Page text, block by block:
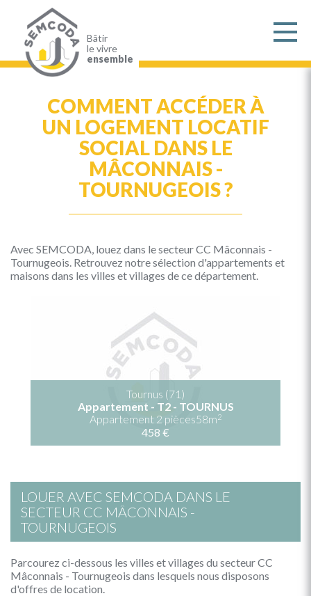
contenu
principal
Bâtir
le vivre
ensemble
COMMENT ACCÉDER À
UN LOGEMENT LOCATIF
SOCIAL DANS LE
MÂCONNAIS -
TOURNUGEOIS ?
Avec SEMCODA, louez dans le secteur CC Mâconnais -
Tournugeois. Retrouvez notre sélection d'appartements et
maisons dans les villes et villages de ce département.
Tournus (71)
Appartement - T2 - TOURNUS
Appartement 2 pièces58m2
458 €
LOUER AVEC SEMCODA DANS LE
SECTEUR CC MÂCONNAIS -
TOURNUGEOIS
Parcourez ci-dessous les villes et villages du secteur CC
Mâconnais - Tournugeois dans lesquels nous disposons
d'offres de location.